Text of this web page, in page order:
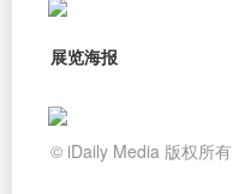
展览海报
© iDaily Media 版权所有